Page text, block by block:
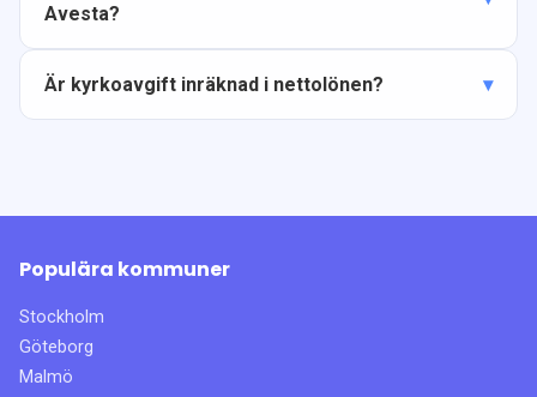
Avesta?
Är kyrkoavgift inräknad i nettolönen?
Populära kommuner
Stockholm
Göteborg
Malmö